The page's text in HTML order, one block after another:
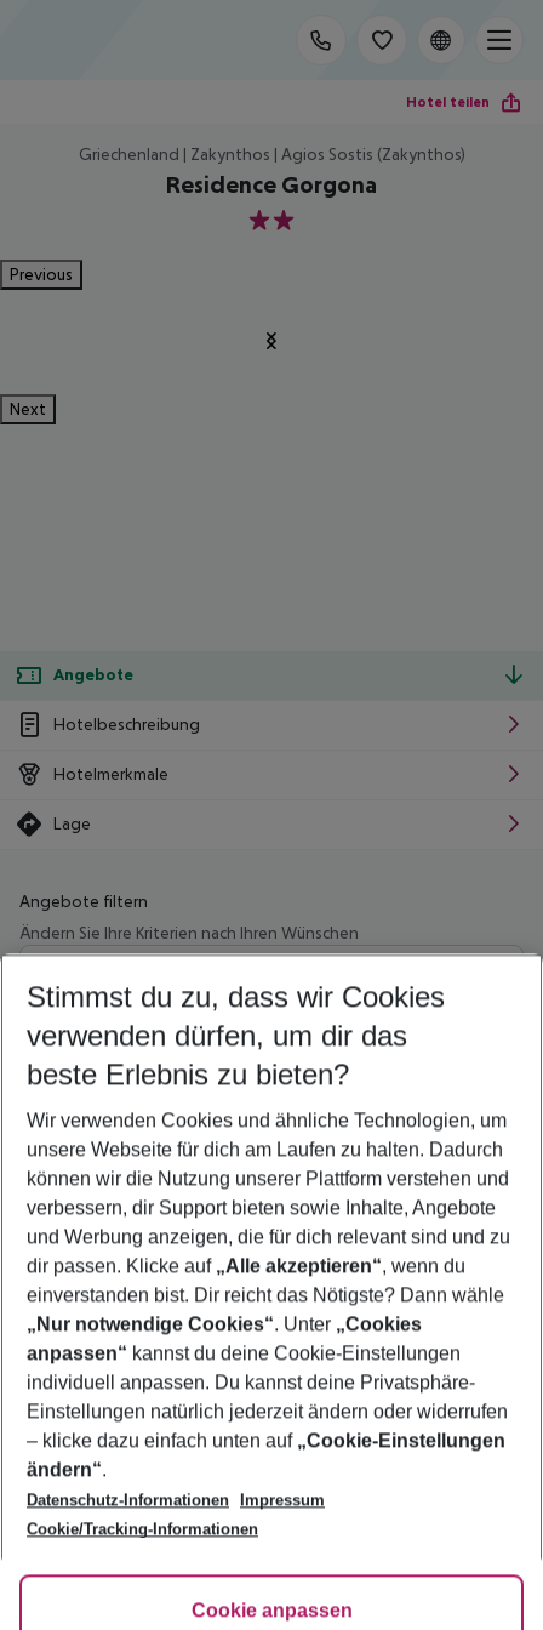
Hotel teilen
Griechenland | Zakynthos | Agios Sostis (Zakynthos)
Residence Gorgona
2
Previous
Next
Angebote
Hotelbeschreibung
Hotelmerkmale
Lage
Angebote filtern
Ändern Sie Ihre Kriterien nach Ihren Wünschen
Wähle deinen Abflughafen
Beliebiger Abflughafen
Wähle deinen Reisezeitraum
5-8 Nächte
2 Erwachsene Keine Kinder
Mehr Filter anzeigen
Footer
Footer navigation
Über uns
AGB
Bestpreisgarantie
Cookie-Einstellungen ändern
Cookie-Richtlinie
Agenturbetreuung
Barrierefreies Reisen
FAQ
HanseMerkur Reiseversicherung
Folge uns
Stimmst du zu, dass wir Cookies
verwenden dürfen, um dir das
beste Erlebnis zu bieten?
Wir verwenden Cookies und ähnliche Technologien, um
unsere Webseite für dich am Laufen zu halten. Dadurch
können wir die Nutzung unserer Plattform verstehen und
verbessern, dir Support bieten sowie Inhalte, Angebote
und Werbung anzeigen, die für dich relevant sind und zu
dir passen. Klicke auf „Alle akzeptieren“, wenn du
einverstanden bist. Dir reicht das Nötigste? Dann wähle
„Nur notwendige Cookies“. Unter „Cookies
anpassen“ kannst du deine Cookie-Einstellungen
individuell anpassen. Du kannst deine Privatsphäre-
Einstellungen natürlich jederzeit ändern oder widerrufen
– klicke dazu einfach unten auf „Cookie-Einstellungen
ändern“.
Datenschutz-Informationen
Impressum
Cookie/Tracking-Informationen
Cookie anpassen